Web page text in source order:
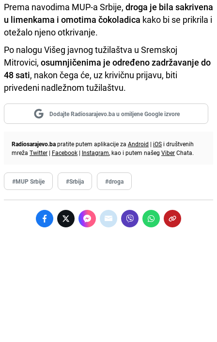
Prema navodima MUP-a Srbije, droga je bila sakrivena
u limenkama i omotima čokoladica kako bi se prikrila i
otežalo njeno otkrivanje.
Po nalogu Višeg javnog tužilaštva u Sremskoj
Mitrovici, osumnjičenima je određeno zadržavanje do
48 sati, nakon čega će, uz krivičnu prijavu, biti
privedeni nadležnom tužilaštvu.
Dodajte Radiosarajevo.ba u omiljene Google izvore
Radiosarajevo.bapratite putem aplikacije za Android | iOS i društvenih
mreža Twitter | Facebook | Instagram, kao i putem našeg ViberChata.
#MUP Srbije #Srbija #droga